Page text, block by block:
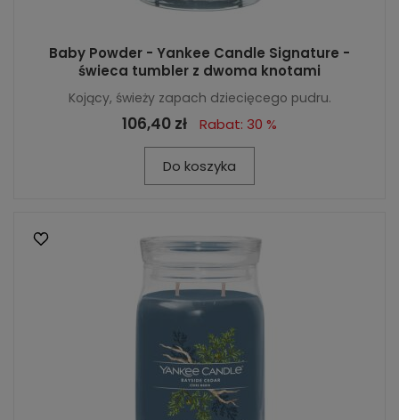
Baby Powder - Yankee Candle Signature -
świeca tumbler z dwoma knotami
Kojący, świeży zapach dziecięcego pudru.
106,40 zł Rabat: 30 %
Do koszyka